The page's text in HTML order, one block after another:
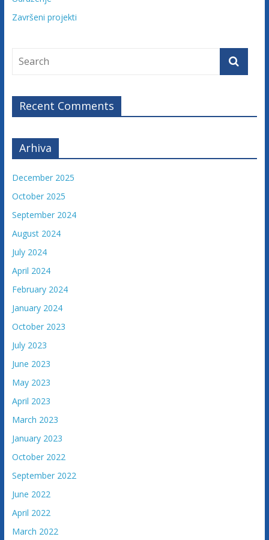
ž
t
i
c
a
F
d
e
r
c
i
j
e
B
o
s
n
i
H
e
e
g
o
Završeni projekti
Recent Comments
Arhiva
December 2025
October 2025
September 2024
August 2024
July 2024
April 2024
February 2024
January 2024
October 2023
July 2023
June 2023
May 2023
April 2023
March 2023
January 2023
October 2022
September 2022
June 2022
April 2022
March 2022